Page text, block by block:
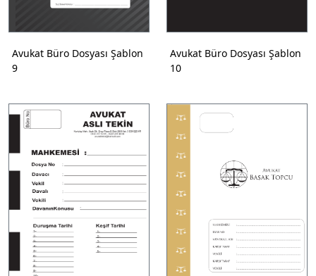
Avukat Büro Dosyası Şablon
9
Avukat Büro Dosyası Şablon
10